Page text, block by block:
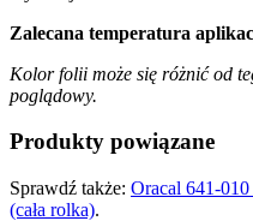
Zalecana temperatura
Kolor folii może się różnić od
poglądowy.
Produkty powiązane
Sprawdź także: Oracal 641-010
(cała rolka).